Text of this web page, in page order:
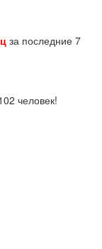
за последние 7
человек!